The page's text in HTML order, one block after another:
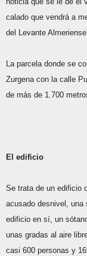
calado que vendrá a
del Levante
La parcela donde se
Zurgena con la calle
de más de 1.700
El edificio
Se trata de un edificio
acusado desnivel, una
edificio en sí, un
unas gradas al aire
casi 600 personas y